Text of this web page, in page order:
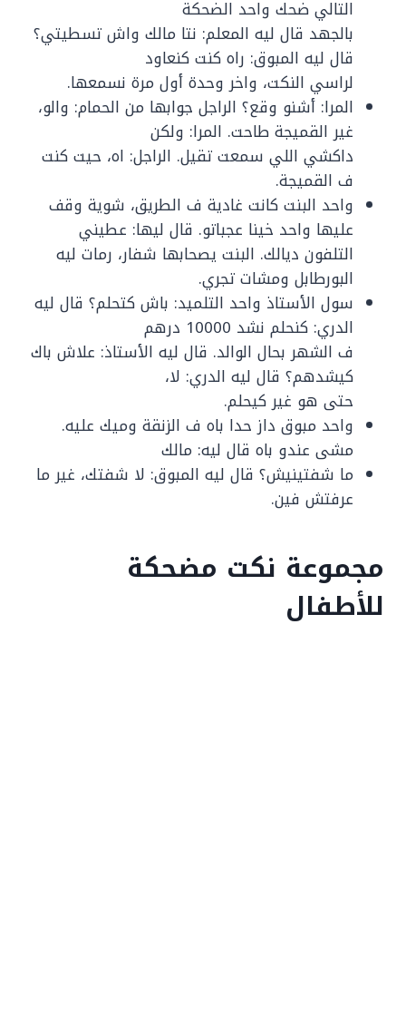
التالي ضحك واحد الضحكة
بالجهد قال ليه المعلم: نتا مالك واش تسطيتي؟
قال ليه المبوق: راه كنت كنعاود
لراسي النكت، واخر وحدة أول مرة نسمعها.
المرا: أشنو وقع؟ الراجل جوابها من الحمام: والو،
غير القميجة طاحت. المرا: ولكن
داكشي اللي سمعت تقيل. الراجل: اه، حيت كنت
ف القميجة.
واحد البنت كانت غادية ف الطريق، شوية وقف
عليها واحد خينا عجباتو. قال ليها: عطيني
التلفون ديالك. البنت يصحابها شفار، رمات ليه
البورطابل ومشات تجري.
سول الأستاذ واحد التلميد: باش كتحلم؟ قال ليه
الدري: كنحلم نشد 10000 درهم
ف الشهر بحال الوالد. قال ليه الأستاذ: علاش باك
كيشدهم؟ قال ليه الدري: لا،
حتى هو غير كيحلم.
واحد مبوق داز حدا باه ف الزنقة وميك عليه.
مشى عندو باه قال ليه: مالك
ما شفتينيش؟ قال ليه المبوق: لا شفتك، غير ما
عرفتش فين.
مجموعة نكت مضحكة
للأطفال